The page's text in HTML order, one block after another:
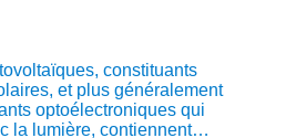
constituants
et plus généralement
optoélectroniques qui
la lumière, contiennent…